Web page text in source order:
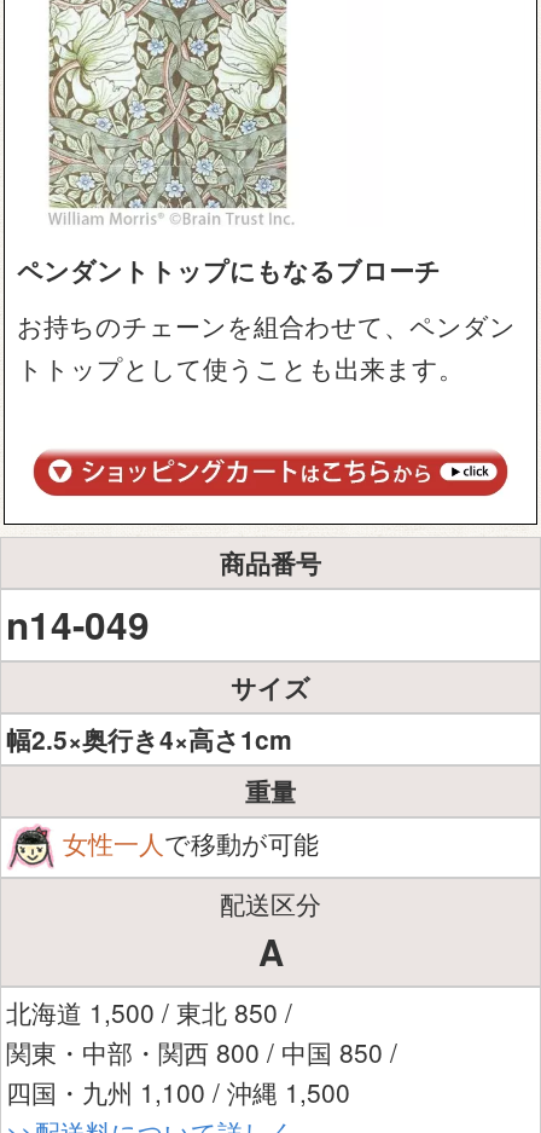
ペンダントトップにもなるブローチ
お持ちのチェーンを組合わせて、ペンダン
トトップとして使うことも出来ます。
商品番号
n14-049
サイズ
幅2.5×奥行き4×高さ1cm
重量
女性一人で移動が可能
配送区分
A
北海道 1,500 / 東北 850 /
関東・中部・関西 800 / 中国 850 /
四国・九州 1,100 / 沖縄 1,500